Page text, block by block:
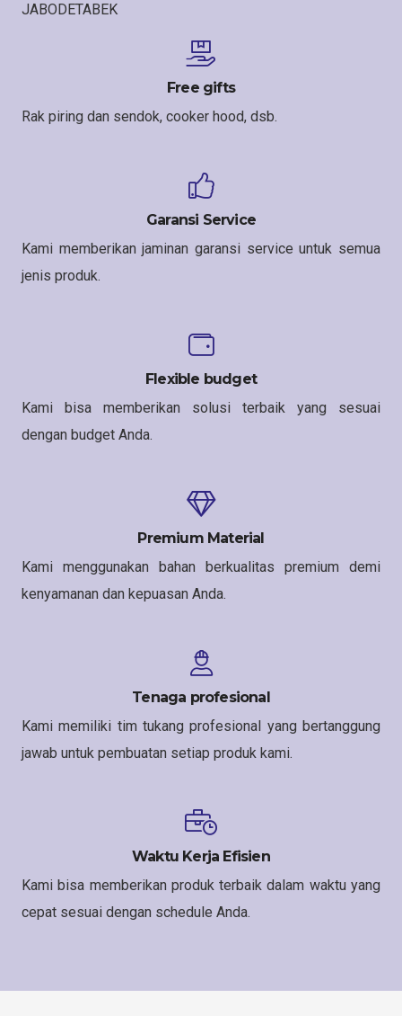
JABODETABEK
Free gifts
Rak piring dan sendok, cooker hood, dsb.
Garansi Service
Kami memberikan jaminan garansi service untuk semua
jenis produk.
Flexible budget
Kami bisa memberikan solusi terbaik yang sesuai
dengan budget Anda.
Premium Material
Kami menggunakan bahan berkualitas premium demi
kenyamanan dan kepuasan Anda.
Tenaga profesional
Kami memiliki tim tukang profesional yang bertanggung
jawab untuk pembuatan setiap produk kami.
Waktu Kerja Efisien
Kami bisa memberikan produk terbaik dalam waktu yang
cepat sesuai dengan schedule Anda.